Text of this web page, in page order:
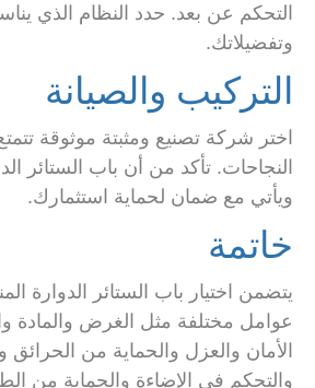
التحكم عن بعد. حدد النظام الذي
وتفضيلاتك.
التركيب والصيانة
اختر شركة تصنيع ومثبتة موثوقة
النجاحات. تأكد من أن باب الستائر
ويأتي مع ضمان لحماية استثمارك.
خاتمة
يتضمن اختيار باب الستائر الدوارة
عوامل مختلفة مثل الغرض والمادة
الأمان والعزل والحماية من الحرائق
والتحكم في الإضاءة والحماية من